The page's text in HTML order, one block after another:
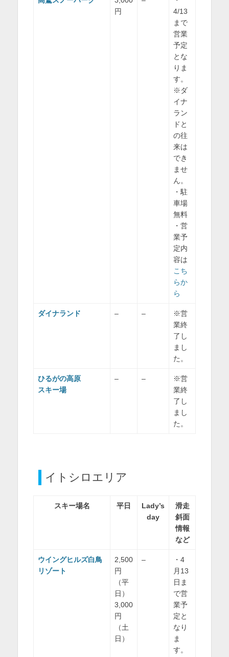
円
4/13
まで
営業
予定
とな
りま
す。
※ダ
イナ
ラン
ドと
の往
来は
でき
ませ
ん。
・駐
車場
無料
・営
業予
定内
容は
こち
らか
ら
ダイナランド – –
※営
業終
了し
まし
た。
ひるがの高原
スキー場
– –
※営
業終
了し
まし
た。
イトシロエリア
スキー場名 平日
Lady’s
day
滑走
斜面
情報
など
ウイングヒルズ白鳥
リゾート
2,500
円
（平
日）
3,000
円
（土
日）
–
・4
月13
日ま
で営
業予
定と
なり
ま
す。